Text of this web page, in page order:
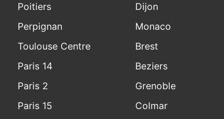
Poitiers
Perpignan
Toulouse Centre
Paris 14
Paris 2
Paris 15
Dijon
Monaco
Brest
Beziers
Grenoble
Colmar